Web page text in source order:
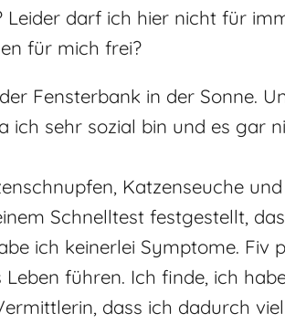
darf ich hier nicht für
für mich frei?
Fensterbank in der Sonne.
ich sehr sozial bin und es gar
Katzenseuche
Schnelltest festgestellt,
ich keinerlei Symptome. Fiv
führen. Ich finde, ich
dass ich dadurch